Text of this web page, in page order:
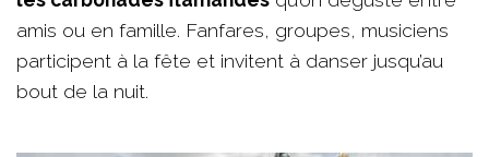
amis ou en famille. Fanfares, groupes, musiciens
participent à la fête et invitent à danser jusqu’au
bout de la nuit.